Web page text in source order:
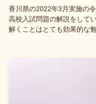
香川県の2022年3月実施の
高校入試問題の解説をして
解くことはとても効果的な